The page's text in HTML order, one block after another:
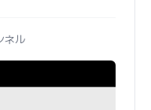
ネル